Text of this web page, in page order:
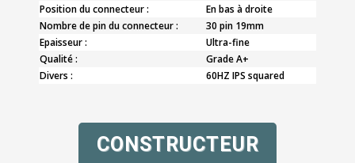
Position du connecteur :
En bas à droite
Nombre de pin du connecteur :
30 pin 19mm
Epaisseur :
Ultra-fine
Qualité :
Grade A+
Divers :
60HZ IPS squared
CONSTRUCTEUR